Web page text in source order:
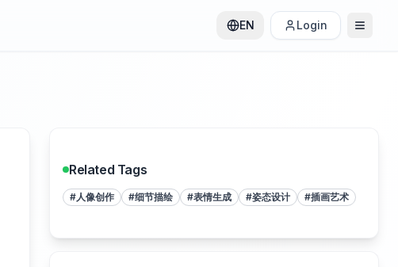
EN Login
Related Tags
#人像创作 #细节描绘 #表情生成 #姿态设计 #插画艺术